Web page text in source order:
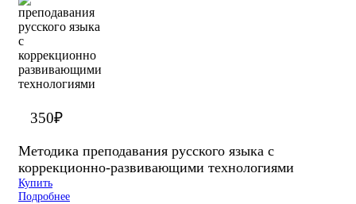
350₽
Методика преподавания русского языка с
коррекционно-развивающими технологиями
Купить
Подробнее